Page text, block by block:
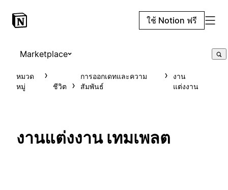
ใช้ Notion ฟรี
Marketplace
หมวด
หมู่
ชีวิต
การออกเดทและความ
สัมพันธ์
งาน
แต่งงาน
งานแต่งงาน เทมเพลต